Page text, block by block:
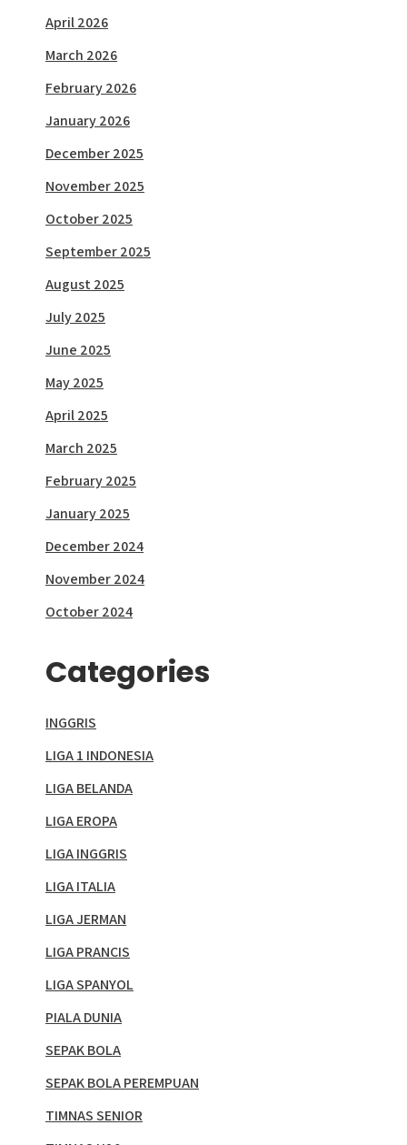
April 2026
March 2026
February 2026
January 2026
December 2025
November 2025
October 2025
September 2025
August 2025
July 2025
June 2025
May 2025
April 2025
March 2025
February 2025
January 2025
December 2024
November 2024
October 2024
Categories
INGGRIS
LIGA 1 INDONESIA
LIGA BELANDA
LIGA EROPA
LIGA INGGRIS
LIGA ITALIA
LIGA JERMAN
LIGA PRANCIS
LIGA SPANYOL
PIALA DUNIA
SEPAK BOLA
SEPAK BOLA PEREMPUAN
TIMNAS SENIOR